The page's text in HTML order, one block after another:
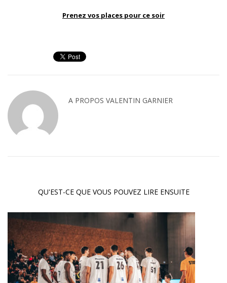
Prenez vos places pour ce soir
A PROPOS VALENTIN GARNIER
QU'EST-CE QUE VOUS POUVEZ LIRE ENSUITE